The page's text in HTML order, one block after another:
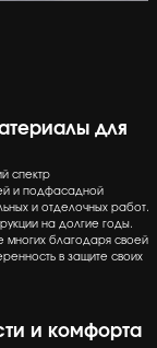
для
спектр
и подфасадной
и отделочных работ.
на долгие годы.
благодаря своей
в защите своих
и комфорта